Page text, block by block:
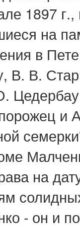
1897
на
в
В. В.
и
на
- он и